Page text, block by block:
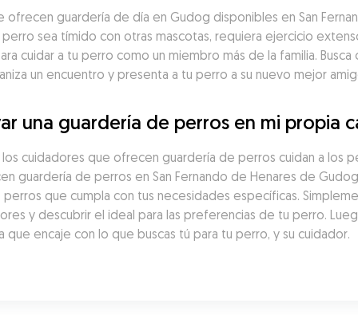
ofrecen guardería de día en Gudog disponibles en San
perro sea tímido con otras mascotas, requiera ejercicio
cuidar a tu perro como un miembro más de la familia.
un encuentro y presenta a tu perro a su nuevo mejor
una guardería de perros en mi propia
cuidadores que ofrecen guardería de perros cuidan a los
guardería de perros en San Fernando de Henares de
que cumpla con tus necesidades específicas.
y descubrir el ideal para las preferencias de tu perro.
que encaje con lo que buscas tú para tu perro, y su cuidador.